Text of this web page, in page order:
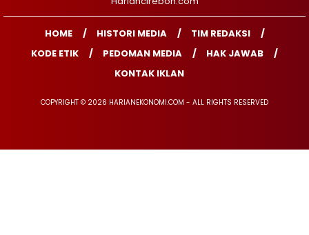
HOME HISTORI MEDIA
TIM REDAKSI
KODE ETIK
PEDOMAN MEDIA
HAK JAWAB
KONTAK IKLAN
COPYRIGHT © 2026 HARIANEKONOMI.COM - ALL RIGHTS RESERVED